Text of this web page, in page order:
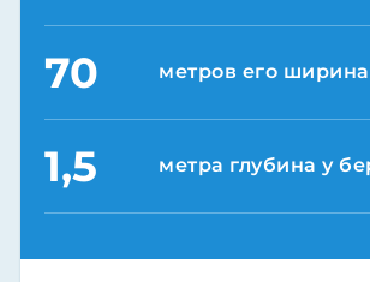
70 метров его ширина
1,5 метра глубина у